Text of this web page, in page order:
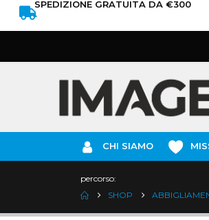
SPEDIZIONE GRATUITA DA €300
CHI SIAMO
percorso:
SHOP